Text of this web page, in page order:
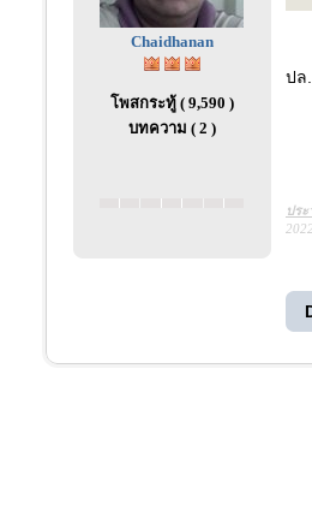
Chaidhanan
โพสกระทู้ ( 9,590 )
บทความ ( 2 )
ปล
ปร